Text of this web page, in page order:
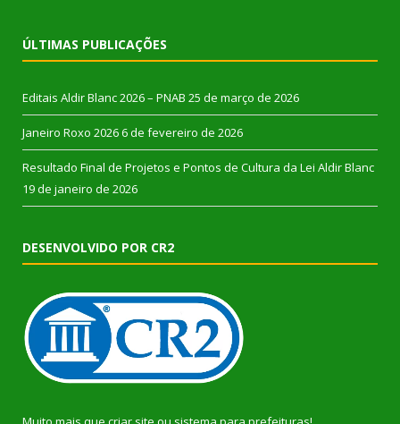
ÚLTIMAS PUBLICAÇÕES
Editais Aldir Blanc 2026 – PNAB 25 de março de 2026
Janeiro Roxo 2026 6 de fevereiro de 2026
Resultado Final de Projetos e Pontos de Cultura da Lei Aldir Blanc
19 de janeiro de 2026
DESENVOLVIDO POR CR2